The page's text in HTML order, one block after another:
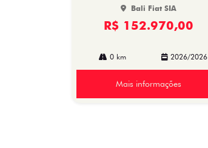
Bali Fiat SIA
R$ 152.970,00
0 km 2026/2026
Mais informações